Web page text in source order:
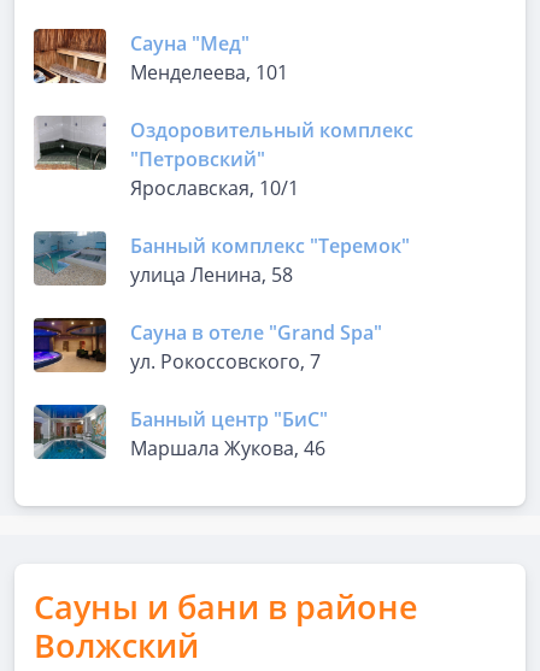
Сауна "Мед"
Менделеева, 101
Оздоровительный комплекс
"Петровский"
Ярославская, 10/1
Банный комплекс "Теремок"
улица Ленина, 58
Сауна в отеле "Grand Spa"
ул. Рокоссовского, 7
Банный центр "БиС"
Маршала Жукова, 46
Сауны и бани в районе
Волжский